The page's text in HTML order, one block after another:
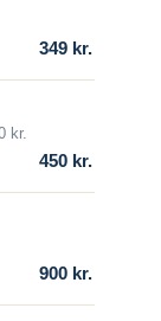
7.
skal
349 kr.
kr.
450 kr.
900 kr.